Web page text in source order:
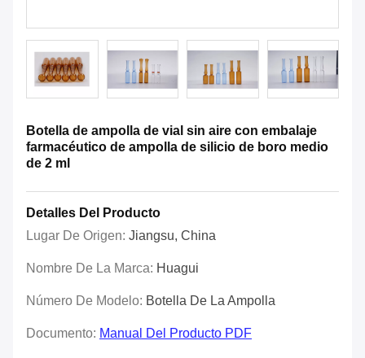
Botella de ampolla de vial sin aire con embalaje
farmacéutico de ampolla de silicio de boro medio
de 2 ml
Detalles Del Producto
Lugar De Origen: Jiangsu, China
Nombre De La Marca: Huagui
Número De Modelo: Botella De La Ampolla
Documento: Manual Del Producto PDF